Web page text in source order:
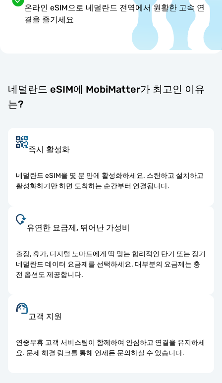
온라인 eSIM으로 네덜란드 전역에서 원활한 고속 연
결을 즐기세요
네덜란드 eSIM에 MobiMatter가 최고인 이유
는?
즉시 활성화
네덜란드 eSIM을 몇 분 만에 활성화하세요. 스캔하고 설치하고
활성화하기만 하면 도착하는 순간부터 연결됩니다.
유연한 요금제, 뛰어난 가성비
출장, 휴가, 디지털 노마드에게 딱 맞는 합리적인 단기 또는 장기
네덜란드 데이터 요금제를 선택하세요. 대부분의 요금제는 충
전 옵션도 제공합니다.
고객 지원
연중무휴 고객 서비스팀이 함께하여 안심하고 연결을 유지하세
요. 문제 해결 링크를 통해 언제든 문의하실 수 있습니다.